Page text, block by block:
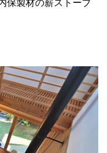
保製材の薪ストーブ